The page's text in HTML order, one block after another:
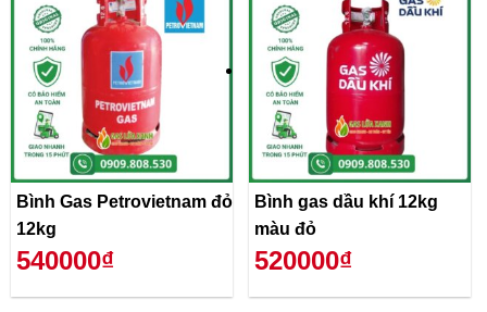
Bình Gas Petrovietnam đỏ
12kg
540000₫
Bình gas dầu khí 12kg
màu đỏ
520000₫